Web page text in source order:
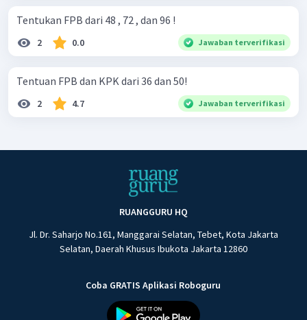
Tentukan FPB dari 48 , 72 , dan 96 !
2 0.0 Jawaban terverifikasi
Tentuan FPB dan KPK dari 36 dan 50!
2 4.7 Jawaban terverifikasi
RUANGGURU HQ
Jl. Dr. Saharjo No.161, Manggarai Selatan, Tebet, Kota Jakarta
Selatan, Daerah Khusus Ibukota Jakarta 12860
Coba GRATIS Aplikasi Roboguru